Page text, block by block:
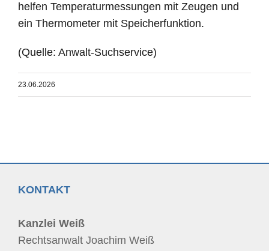
helfen Temperaturmessungen mit Zeugen und
ein Thermometer mit Speicherfunktion.
(Quelle: Anwalt-Suchservice)
23.06.2026
KONTAKT
Kanzlei Weiß
Rechtsanwalt Joachim Weiß